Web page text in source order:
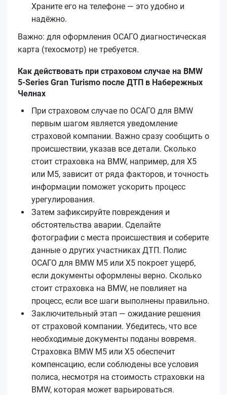
Храните его на телефоне — это удобно и
надёжно.
Важно: для оформления ОСАГО диагностическая
карта (техосмотр) не требуется.
Как действовать при страховом случае на BMW
5-Series Gran Turismo после ДТП в Набережных
Челнах
При страховом случае по ОСАГО для BMW
первым шагом является уведомление
страховой компании. Важно сразу сообщить о
происшествии, указав все детали. Сколько
стоит страховка на BMW, например, для X5
или M5, зависит от ряда факторов, и точность
информации поможет ускорить процесс
урегулирования.
Затем зафиксируйте повреждения и
обстоятельства аварии. Сделайте
фотографии с места происшествия и соберите
данные о других участниках ДТП. Полис
ОСАГО для BMW M5 или X5 покроет ущерб,
если документы оформлены верно. Сколько
стоит страховка на BMW, не повлияет на
процесс, если все шаги выполнены правильно.
Заключительный этап — ожидание решения
от страховой компании. Убедитесь, что все
необходимые документы поданы вовремя.
Страховка BMW M5 или X5 обеспечит
компенсацию, если соблюдены все условия
полиса, несмотря на стоимость страховки на
BMW, которая может варьироваться.